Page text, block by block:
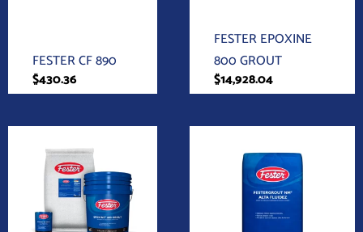
FESTER CF 890
$430.36
FESTER EPOXINE
800 GROUT
$14,928.04